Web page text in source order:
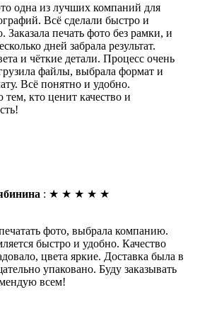
одна из лучших компаний для
Всё сделали быстро и
Заказала печать фото без рамки, и
дней забрала результат.
и чёткие детали. Процесс очень
файлы, выбрала формат и
Всё понятно и удобно.
кто ценит качество и
: ★ ★ ★ ★ ★
фото, выбрала компанию.
быстро и удобно. Качество
цвета яркие. Доставка была в
упаковано. Буду заказывать
всем!